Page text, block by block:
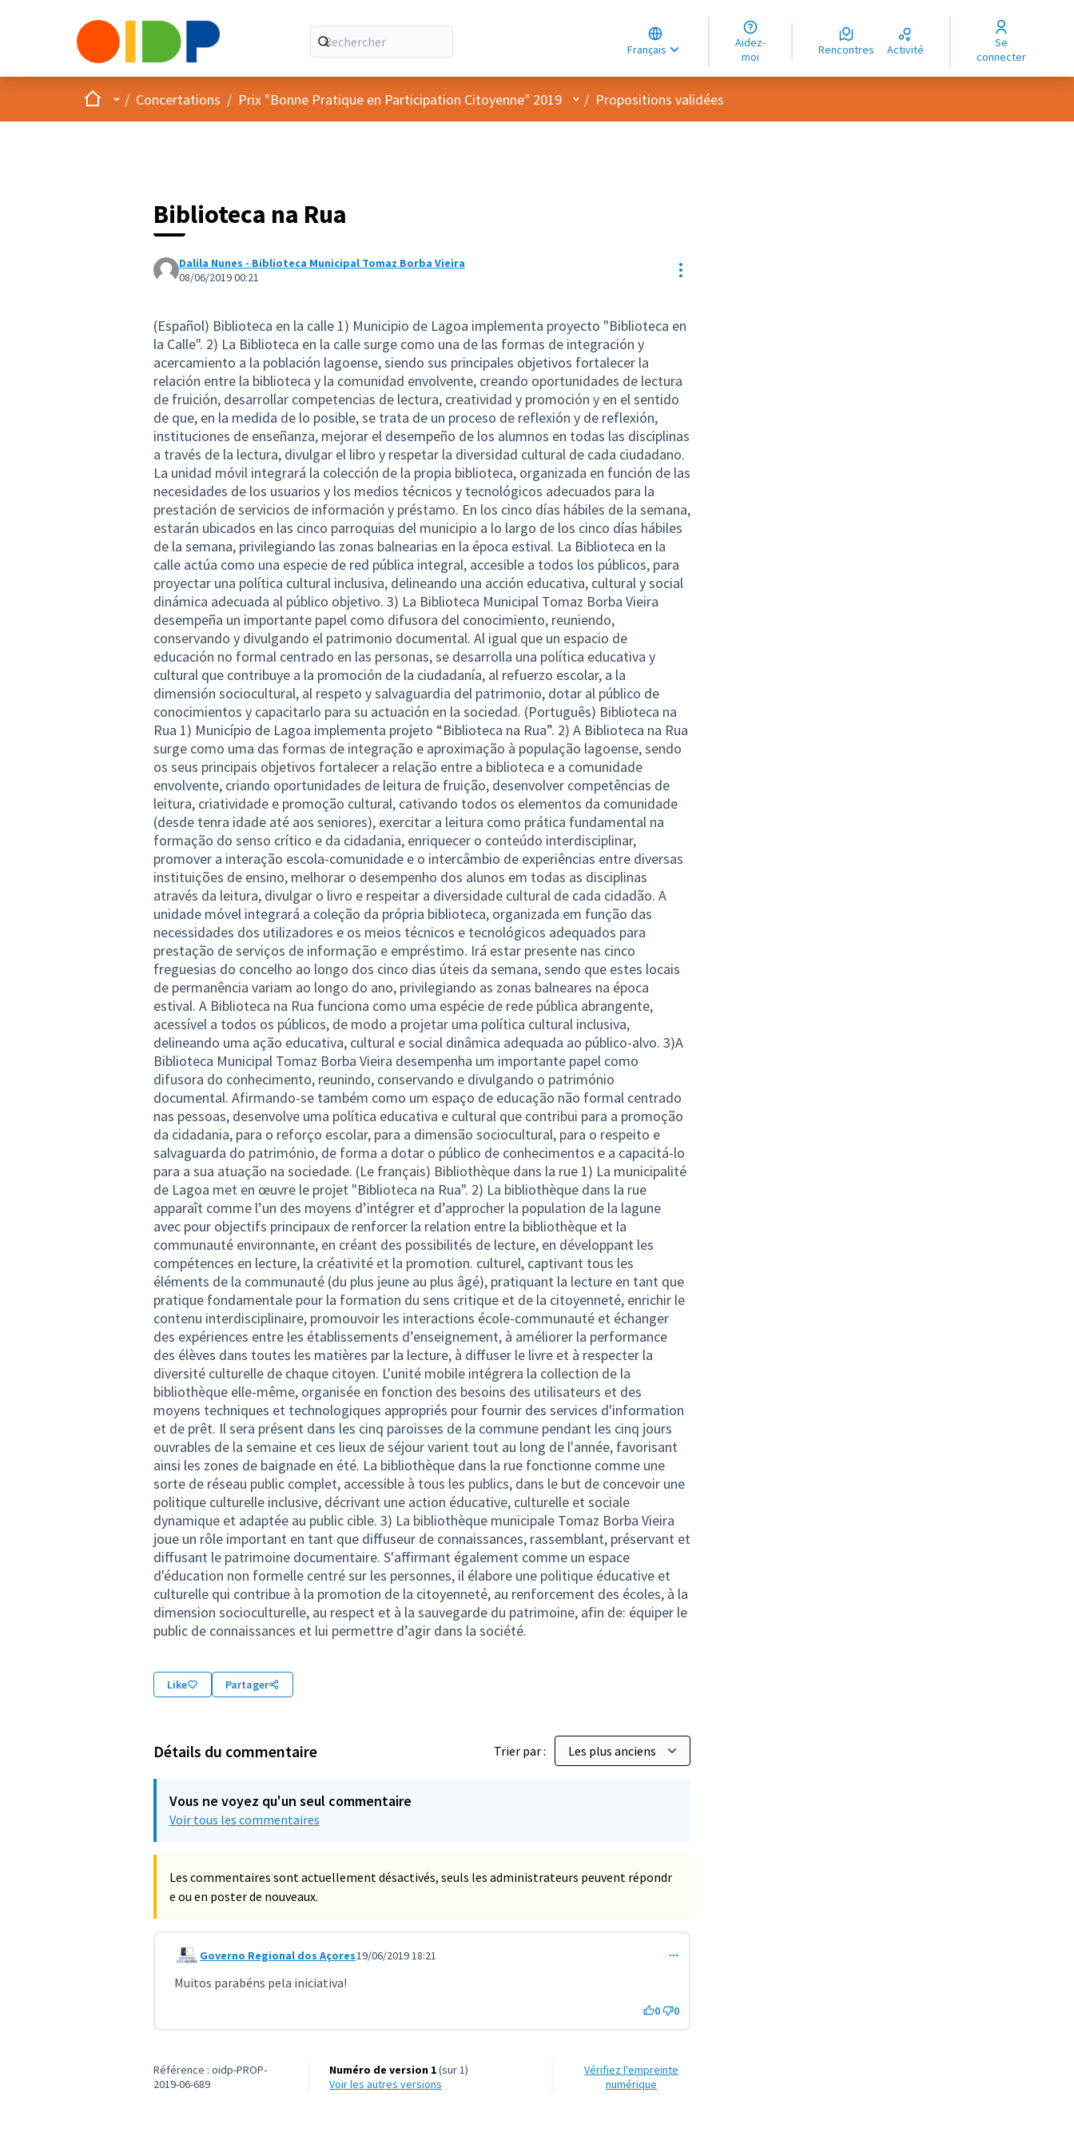
Français
Choose language
Choisir la langue
Elegir el idioma
Aidez-
moi
Rencontres Activité
Se
connecter
AccueilMenu principal
/ Concertations / Prix "Bonne Pratique en Participation Citoyenne" 2019 Menu utilisateur
/ Propositions validées
Biblioteca na Rua
Dalila Nunes - Biblioteca Municipal Tomaz Borba Vieira
08/06/2019 00:21
Resource controls
(Español) Biblioteca en la calle 1) Municipio de Lagoa implementa proyecto "Biblioteca en
la Calle". 2) La Biblioteca en la calle surge como una de las formas de integración y
acercamiento a la población lagoense, siendo sus principales objetivos fortalecer la
relación entre la biblioteca y la comunidad envolvente, creando oportunidades de lectura
de fruición, desarrollar competencias de lectura, creatividad y promoción y en el sentido
de que, en la medida de lo posible, se trata de un proceso de reflexión y de reflexión,
instituciones de enseñanza, mejorar el desempeño de los alumnos en todas las disciplinas
a través de la lectura, divulgar el libro y respetar la diversidad cultural de cada ciudadano.
La unidad móvil integrará la colección de la propia biblioteca, organizada en función de las
necesidades de los usuarios y los medios técnicos y tecnológicos adecuados para la
prestación de servicios de información y préstamo. En los cinco días hábiles de la semana,
estarán ubicados en las cinco parroquias del municipio a lo largo de los cinco días hábiles
de la semana, privilegiando las zonas balnearias en la época estival. La Biblioteca en la
calle actúa como una especie de red pública integral, accesible a todos los públicos, para
proyectar una política cultural inclusiva, delineando una acción educativa, cultural y social
dinámica adecuada al público objetivo. 3) La Biblioteca Municipal Tomaz Borba Vieira
desempeña un importante papel como difusora del conocimiento, reuniendo,
conservando y divulgando el patrimonio documental. Al igual que un espacio de
educación no formal centrado en las personas, se desarrolla una política educativa y
cultural que contribuye a la promoción de la ciudadanía, al refuerzo escolar, a la
dimensión sociocultural, al respeto y salvaguardia del patrimonio, dotar al público de
conocimientos y capacitarlo para su actuación en la sociedad. (Português) Biblioteca na
Rua 1) Município de Lagoa implementa projeto “Biblioteca na Rua”. 2) A Biblioteca na Rua
surge como uma das formas de integração e aproximação à população lagoense, sendo
os seus principais objetivos fortalecer a relação entre a biblioteca e a comunidade
envolvente, criando oportunidades de leitura de fruição, desenvolver competências de
leitura, criatividade e promoção cultural, cativando todos os elementos da comunidade
(desde tenra idade até aos seniores), exercitar a leitura como prática fundamental na
formação do senso crítico e da cidadania, enriquecer o conteúdo interdisciplinar,
promover a interação escola-comunidade e o intercâmbio de experiências entre diversas
instituições de ensino, melhorar o desempenho dos alunos em todas as disciplinas
através da leitura, divulgar o livro e respeitar a diversidade cultural de cada cidadão. A
unidade móvel integrará a coleção da própria biblioteca, organizada em função das
necessidades dos utilizadores e os meios técnicos e tecnológicos adequados para
prestação de serviços de informação e empréstimo. Irá estar presente nas cinco
freguesias do concelho ao longo dos cinco dias úteis da semana, sendo que estes locais
de permanência variam ao longo do ano, privilegiando as zonas balneares na época
estival. A Biblioteca na Rua funciona como uma espécie de rede pública abrangente,
acessível a todos os públicos, de modo a projetar uma política cultural inclusiva,
delineando uma ação educativa, cultural e social dinâmica adequada ao público-alvo. 3)A
Biblioteca Municipal Tomaz Borba Vieira desempenha um importante papel como
difusora do conhecimento, reunindo, conservando e divulgando o património
documental. Afirmando-se também como um espaço de educação não formal centrado
nas pessoas, desenvolve uma política educativa e cultural que contribui para a promoção
da cidadania, para o reforço escolar, para a dimensão sociocultural, para o respeito e
salvaguarda do património, de forma a dotar o público de conhecimentos e a capacitá-lo
para a sua atuação na sociedade. (Le français) Bibliothèque dans la rue 1) La municipalité
de Lagoa met en œuvre le projet "Biblioteca na Rua". 2) La bibliothèque dans la rue
apparaît comme l’un des moyens d’intégrer et d’approcher la population de la lagune
avec pour objectifs principaux de renforcer la relation entre la bibliothèque et la
communauté environnante, en créant des possibilités de lecture, en développant les
compétences en lecture, la créativité et la promotion. culturel, captivant tous les
éléments de la communauté (du plus jeune au plus âgé), pratiquant la lecture en tant que
pratique fondamentale pour la formation du sens critique et de la citoyenneté, enrichir le
contenu interdisciplinaire, promouvoir les interactions école-communauté et échanger
des expériences entre les établissements d’enseignement, à améliorer la performance
des élèves dans toutes les matières par la lecture, à diffuser le livre et à respecter la
diversité culturelle de chaque citoyen. L'unité mobile intégrera la collection de la
bibliothèque elle-même, organisée en fonction des besoins des utilisateurs et des
moyens techniques et technologiques appropriés pour fournir des services d'information
et de prêt. Il sera présent dans les cinq paroisses de la commune pendant les cinq jours
ouvrables de la semaine et ces lieux de séjour varient tout au long de l'année, favorisant
ainsi les zones de baignade en été. La bibliothèque dans la rue fonctionne comme une
sorte de réseau public complet, accessible à tous les publics, dans le but de concevoir une
politique culturelle inclusive, décrivant une action éducative, culturelle et sociale
dynamique et adaptée au public cible. 3) La bibliothèque municipale Tomaz Borba Vieira
joue un rôle important en tant que diffuseur de connaissances, rassemblant, préservant et
diffusant le patrimoine documentaire. S'affirmant également comme un espace
d'éducation non formelle centré sur les personnes, il élabore une politique éducative et
culturelle qui contribue à la promotion de la citoyenneté, au renforcement des écoles, à la
dimension socioculturelle, au respect et à la sauvegarde du patrimoine, afin de: équiper le
public de connaissances et lui permettre d’agir dans la société.
Like Partager
Détails du commentaire Trier par :
Vous ne voyez qu'un seul commentaire
Voir tous les commentaires
Les commentaires sont actuellement désactivés, seuls les administrateurs peuvent répondr
e ou en poster de nouveaux.
Commentaire 774
Governo Regional dos Açores19/06/2019 18:21
Muitos parabéns pela iniciativa!
0 0
Référence : oidp-PROP-
2019-06-689
Numéro de version 1(sur 1)
voir les autres versions
Vérifiez l'empreinte
numérique